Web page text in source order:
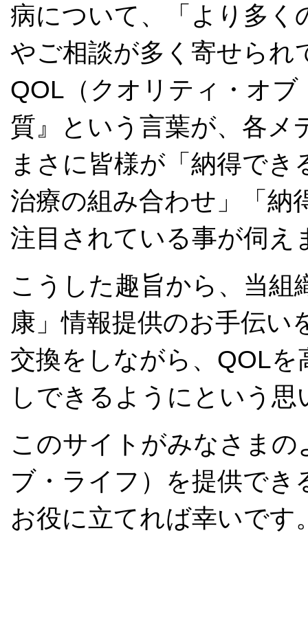
病について、「より多く
やご相談が多く寄せられ
QOL（クオリティ・オ
質』という言葉が、各メ
まさに皆様が「納得で
治療の組み合わせ」「納
注目されている事が伺え
こうした趣旨から、当組
康」情報提供のお手伝い
交換をしながら、QOL
しできるようにという
このサイトがみなさま
ブ・ライフ）を提供でき
お役に立てれば幸いです